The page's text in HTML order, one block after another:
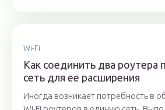
Wi-Fi
Как соединить два роутера
сеть для ее расширения
Иногда возникает потребность в